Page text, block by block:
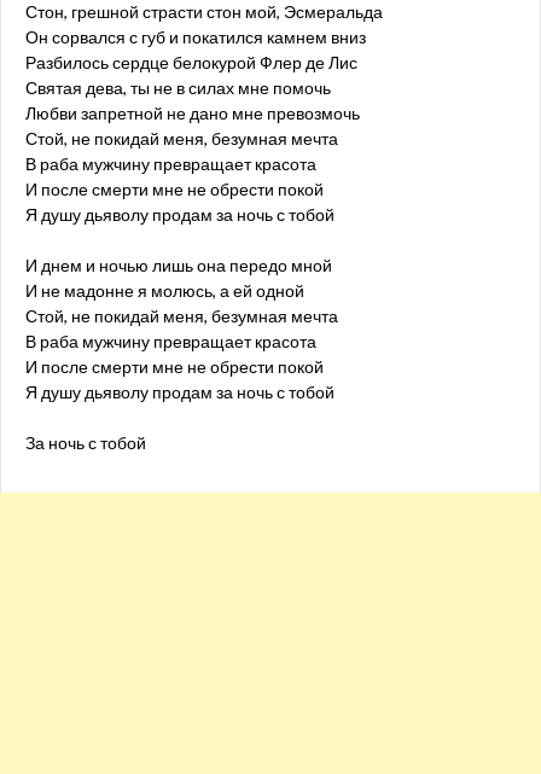
Стон, грешной страсти стон мой, Эсмеральда
Он сорвался с губ и покатился камнем вниз
Разбилось сердце белокурой Флер де Лис
Святая дева, ты не в силах мне помочь
Любви запретной не дано мне превозмочь
Стой, не покидай меня, безумная мечта
В раба мужчину превращает красота
И после смерти мне не обрести покой
Я душу дьяволу продам за ночь с тобой
И днем и ночью лишь она передо мной
И не мадонне я молюсь, а ей одной
Стой, не покидай меня, безумная мечта
В раба мужчину превращает красота
И после смерти мне не обрести покой
Я душу дьяволу продам за ночь с тобой
За ночь с тобой